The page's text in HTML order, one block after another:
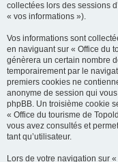
collectées lors des sessions
« vos informations »).
Vos informations sont
en naviguant sur « Office du
génèrera un certain nombre
temporairement par le
premiers cookies ne
anonyme de session qui
phpBB. Un troisième cookie
« Office du tourisme de
vous avez consultés et
tant qu’utilisateur.
Lors de votre navigation sur